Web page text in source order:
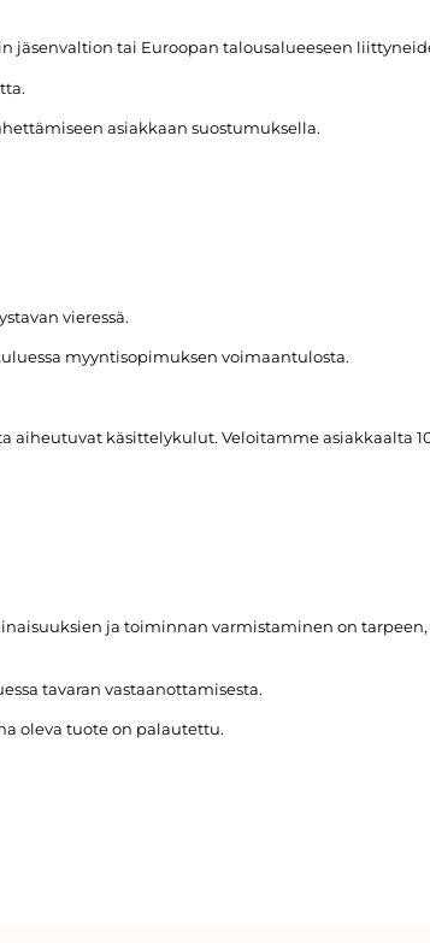
tai Euroopan talousalueeseen
asiakkaan suostumuksella.
vieressä.
myyntisopimuksen voimaantulosta.
käsittelykulut. Veloitamme asiakkaalta
ja toiminnan varmistaminen on tarpeen,
tavaran vastaanottamisesta.
oleva tuote on palautettu.